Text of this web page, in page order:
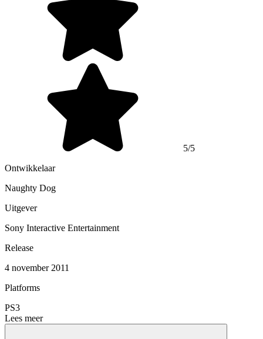
5/5
Ontwikkelaar
Naughty Dog
Uitgever
Sony Interactive Entertainment
Release
4 november 2011
Platforms
PS3
Lees meer